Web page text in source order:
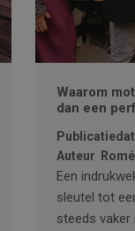
Waarom
dan een
Auteur
Een
sleutel tot
steeds